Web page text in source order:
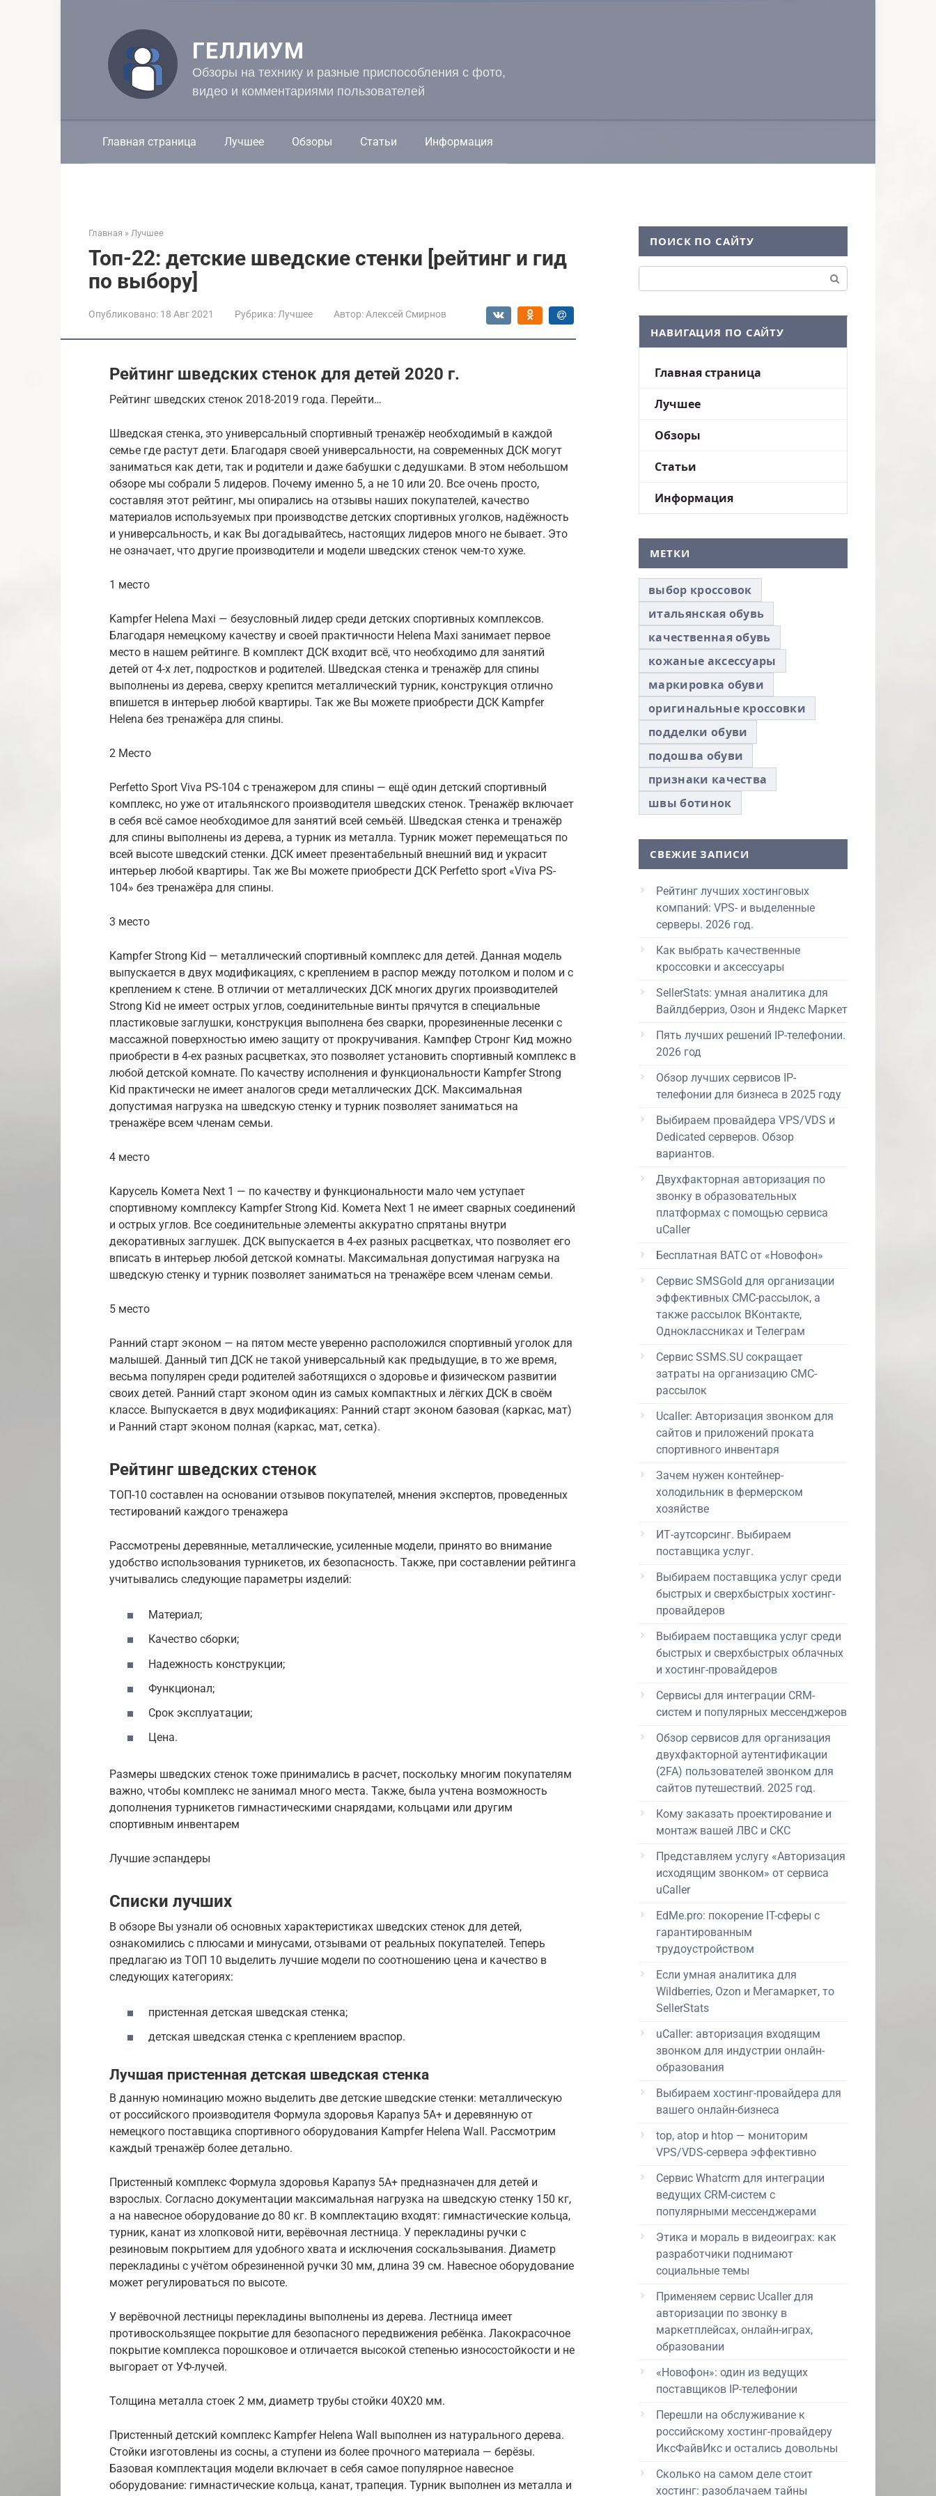
ГЕЛЛИУМ
Обзоры на технику и разные приспособления с фото,
видео и комментариями пользователей
Главная страница Лучшее Обзоры Статьи Информация
Главная » Лучшее
Топ-22: детские шведские стенки [рейтинг и гид
по выбору]
Опубликовано: 18 Авг 2021 Рубрика: Лучшее Автор: Алексей Смирнов
Рейтинг шведских стенок для детей 2020 г.
Рейтинг шведских стенок 2018-2019 года. Перейти…
Шведская стенка, это универсальный спортивный тренажёр необходимый в каждой
семье где растут дети. Благодаря своей универсальности, на современных ДСК могут
заниматься как дети, так и родители и даже бабушки с дедушками. В этом небольшом
обзоре мы собрали 5 лидеров. Почему именно 5, а не 10 или 20. Все очень просто,
составляя этот рейтинг, мы опирались на отзывы наших покупателей, качество
материалов используемых при производстве детских спортивных уголков, надёжность
и универсальность, и как Вы догадывайтесь, настоящих лидеров много не бывает. Это
не означает, что другие производители и модели шведских стенок чем-то хуже.
1 место
Kampfer Helena Maxi — безусловный лидер среди детских спортивных комплексов.
Благодаря немецкому качеству и своей практичности Helena Maxi занимает первое
место в нашем рейтинге. В комплект ДСК входит всё, что необходимо для занятий
детей от 4-х лет, подростков и родителей. Шведская стенка и тренажёр для спины
выполнены из дерева, сверху крепится металлический турник, конструкция отлично
впишется в интерьер любой квартиры. Так же Вы можете приобрести ДСК Kampfer
Helena без тренажёра для спины.
2 Место
Perfetto Sport Viva PS-104 с тренажером для спины — ещё один детский спортивный
комплекс, но уже от итальянского производителя шведских стенок. Тренажёр включает
в себя всё самое необходимое для занятий всей семьёй. Шведская стенка и тренажёр
для спины выполнены из дерева, а турник из металла. Турник может перемещаться по
всей высоте шведский стенки. ДСК имеет презентабельный внешний вид и украсит
интерьер любой квартиры. Так же Вы можете приобрести ДСК Perfetto sport «Viva PS-
104» без тренажёра для спины.
3 место
Kampfer Strong Kid — металлический спортивный комплекс для детей. Данная модель
выпускается в двух модификациях, с креплением в распор между потолком и полом и с
креплением к стене. В отличии от металлических ДСК многих других производителей
Strong Kid не имеет острых углов, соединительные винты прячутся в специальные
пластиковые заглушки, конструкция выполнена без сварки, прорезиненные лесенки с
массажной поверхностью имею защиту от прокручивания. Кампфер Стронг Кид можно
приобрести в 4-ех разных расцветках, это позволяет установить спортивный комплекс в
любой детской комнате. По качеству исполнения и функциональности Kampfer Strong
Kid практически не имеет аналогов среди металлических ДСК. Максимальная
допустимая нагрузка на шведскую стенку и турник позволяет заниматься на
тренажёре всем членам семьи.
4 место
Карусель Комета Next 1 — по качеству и функциональности мало чем уступает
спортивному комплексу Kampfer Strong Kid. Комета Next 1 не имеет сварных соединений
и острых углов. Все соединительные элементы аккуратно спрятаны внутри
декоративных заглушек. ДСК выпускается в 4-ех разных расцветках, что позволяет его
вписать в интерьер любой детской комнаты. Максимальная допустимая нагрузка на
шведскую стенку и турник позволяет заниматься на тренажёре всем членам семьи.
5 место
Ранний старт эконом — на пятом месте уверенно расположился спортивный уголок для
малышей. Данный тип ДСК не такой универсальный как предыдущие, в то же время,
весьма популярен среди родителей заботящихся о здоровье и физическом развитии
своих детей. Ранний старт эконом один из самых компактных и лёгких ДСК в своём
классе. Выпускается в двух модификациях: Ранний старт эконом базовая (каркас, мат)
и Ранний старт эконом полная (каркас, мат, сетка).
Рейтинг шведских стенок
ТОП-10 составлен на основании отзывов покупателей, мнения экспертов, проведенных
тестирований каждого тренажера
Рассмотрены деревянные, металлические, усиленные модели, принято во внимание
удобство использования турникетов, их безопасность. Также, при составлении рейтинга
учитывались следующие параметры изделий:
Материал;
Качество сборки;
Надежность конструкции;
Функционал;
Срок эксплуатации;
Цена.
Размеры шведских стенок тоже принимались в расчет, поскольку многим покупателям
важно, чтобы комплекс не занимал много места. Также, была учтена возможность
дополнения турникетов гимнастическими снарядами, кольцами или другим
спортивным инвентарем
Лучшие эспандеры
Списки лучших
В обзоре Вы узнали об основных характеристиках шведских стенок для детей,
ознакомились с плюсами и минусами, отзывами от реальных покупателей. Теперь
предлагаю из ТОП 10 выделить лучшие модели по соотношению цена и качество в
следующих категориях:
пристенная детская шведская стенка;
детская шведская стенка с креплением враспор.
Лучшая пристенная детская шведская стенка
В данную номинацию можно выделить две детские шведские стенки: металлическую
от российского производителя Формула здоровья Карапуз 5А+ и деревянную от
немецкого поставщика спортивного оборудования Kampfer Helena Wall. Рассмотрим
каждый тренажёр более детально.
Пристенный комплекс Формула здоровья Карапуз 5А+ предназначен для детей и
взрослых. Согласно документации максимальная нагрузка на шведскую стенку 150 кг,
а на навесное оборудование до 80 кг. В комплектацию входят: гимнастические кольца,
турник, канат из хлопковой нити, верёвочная лестница. У перекладины ручки с
резиновым покрытием для удобного хвата и исключения соскальзывания. Диаметр
перекладины с учётом обрезиненной ручки 30 мм, длина 39 см. Навесное оборудование
может регулироваться по высоте.
У верёвочной лестницы перекладины выполнены из дерева. Лестница имеет
противоскользящее покрытие для безопасного передвижения ребёнка. Лакокрасочное
покрытие комплекса порошковое и отличается высокой степенью износостойкости и не
выгорает от УФ-лучей.
Толщина металла стоек 2 мм, диаметр трубы стойки 40Х20 мм.
Пристенный детский комплекс Kampfer Helena Wall выполнен из натурального дерева.
Стойки изготовлены из сосны, а ступени из более прочного материала — берёзы.
Базовая комплектация модели включает в себя самое популярное навесное
оборудование: гимнастические кольца, канат, трапеция. Турник выполнен из металла и
ПОИСК ПО САЙТУ
НАВИГАЦИЯ ПО САЙТУ
Главная страница
Лучшее
Обзоры
Статьи
Информация
МЕТКИ
выбор кроссовок
итальянская обувь
качественная обувь
кожаные аксессуары
маркировка обуви
оригинальные кроссовки
подделки обуви
подошва обуви
признаки качества
швы ботинок
СВЕЖИЕ ЗАПИСИ
Рейтинг лучших хостинговых
компаний: VPS- и выделенные
серверы. 2026 год.
Как выбрать качественные
кроссовки и аксессуары
SellerStats: умная аналитика для
Вайлдберриз, Озон и Яндекс Маркет
Пять лучших решений IP-телефонии.
2026 год
Обзор лучших сервисов IP-
телефонии для бизнеса в 2025 году
Выбираем провайдера VPS/VDS и
Dedicated серверов. Обзор
вариантов.
Двухфакторная авторизация по
звонку в образовательных
платформах с помощью сервиса
uCaller
Бесплатная ВАТС от «Новофон»
Сервис SMSGold для организации
эффективных СМС-рассылок, а
также рассылок ВКонтакте,
Одноклассниках и Телеграм
Сервис SSMS.SU сокращает
затраты на организацию СМС-
рассылок
Ucaller: Авторизация звонком для
сайтов и приложений проката
спортивного инвентаря
Зачем нужен контейнер-
холодильник в фермерском
хозяйстве
ИТ-аутсорсинг. Выбираем
поставщика услуг.
Выбираем поставщика услуг среди
быстрых и сверхбыстрых хостинг-
провайдеров
Выбираем поставщика услуг среди
быстрых и сверхбыстрых облачных
и хостинг-провайдеров
Сервисы для интеграции CRM-
систем и популярных мессенджеров
Обзор сервисов для организация
двухфакторной аутентификации
(2FA) пользователей звонком для
сайтов путешествий. 2025 год.
Кому заказать проектирование и
монтаж вашей ЛВС и СКС
Представляем услугу «Авторизация
исходящим звонком» от сервиса
uCaller
EdMe.pro: покорение IT-сферы с
гарантированным
трудоустройством
Если умная аналитика для
Wildberries, Ozon и Мегамаркет, то
SellerStats
uCaller: авторизация входящим
звонком для индустрии онлайн-
образования
Выбираем хостинг-провайдера для
вашего онлайн-бизнеса
top, atop и htop — мониторим
VPS/VDS-сервера эффективно
Сервис Whatcrm для интеграции
ведущих CRM-систем с
популярными мессенджерами
Этика и мораль в видеоиграх: как
разработчики поднимают
социальные темы
Применяем сервис Ucaller для
авторизации по звонку в
маркетплейсах, онлайн-играх,
образовании
«Новофон»: один из ведущих
поставщиков IP-телефонии
Перешли на обслуживание к
российскому хостинг-провайдеру
ИксФайвИкс и остались довольны
Сколько на самом деле стоит
хостинг: разоблачаем тайны